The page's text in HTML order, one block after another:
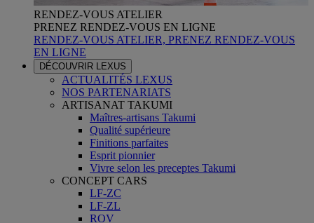
RENDEZ-VOUS ATELIER
PRENEZ RENDEZ-VOUS EN LIGNE
RENDEZ-VOUS ATELIER, PRENEZ RENDEZ-VOUS
EN LIGNE
DÉCOUVRIR LEXUS
ACTUALITÉS LEXUS
NOS PARTENARIATS
ARTISANAT TAKUMI
Maîtres-artisans Takumi
Qualité supérieure
Finitions parfaites
Esprit pionnier
Vivre selon les preceptes Takumi
CONCEPT CARS
LF-ZC
LF-ZL
ROV